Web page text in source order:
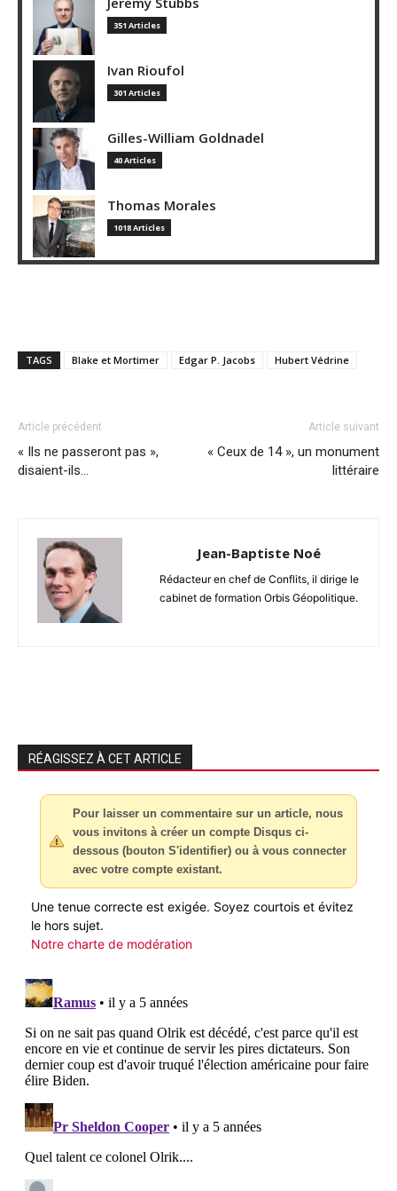
351 Articles
Ivan Rioufol
301 Articles
Gilles-William Goldnadel
40 Articles
Thomas Morales
1018 Articles
TAGS Blake et Mortimer Edgar P. Jacobs Hubert Védrine
Article précédent
« Ils ne passeront pas »,
disaient-ils…
Article suivant
« Ceux de 14 », un monument
littéraire
Jean-Baptiste Noé
Rédacteur en chef de Conflits, il dirige le
cabinet de formation Orbis Géopolitique.
RÉAGISSEZ À CET ARTICLE
Pour laisser un commentaire sur un article, nous
vous invitons à créer un compte Disqus ci-
dessous (bouton S'identifier) ou à vous connecter
avec votre compte existant.
Une tenue correcte est exigée. Soyez courtois et évitez
le hors sujet.
Notre charte de modération